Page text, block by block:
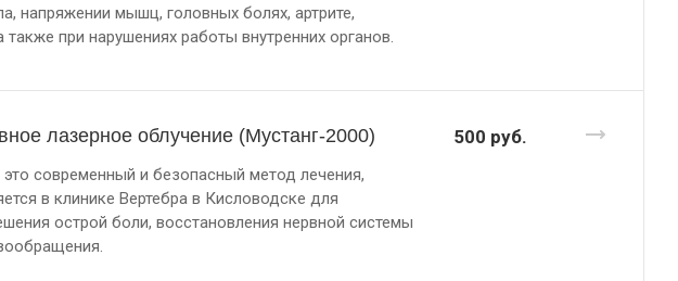
напряжении мышц, головных болях, артрите,
также при нарушениях работы внутренних органов.
лазерное облучение (Мустанг-2000)
современный и безопасный метод лечения,
в клинике Вертебра в Кисловодске для
острой боли, восстановления нервной системы
500 руб.